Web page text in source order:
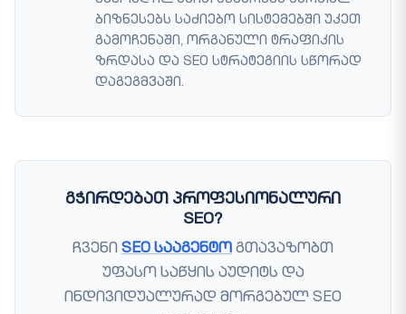
ბიზნესებს საძიებო სისტემებში უკეთ
გამოჩენაში, ორგანული ტრაფიკის
ზრდასა და SEO სტრატეგიის სწორად
დაგეგმვაში.
გჭირდებათ პროფესიონალური
SEO?
ჩვენი SEO სააგენტო გთავაზობთ
უფასო საწყის აუდიტს და
ინდივიდუალურად მორგებულ SEO